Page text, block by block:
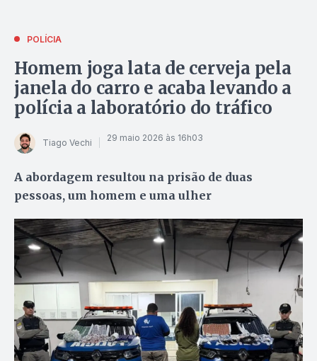
POLÍCIA
Homem joga lata de cerveja pela
janela do carro e acaba levando a
polícia a laboratório do tráfico
Tiago Vechi 29 maio 2026 às 16h03
A abordagem resultou na prisão de duas
pessoas, um homem e uma ulher